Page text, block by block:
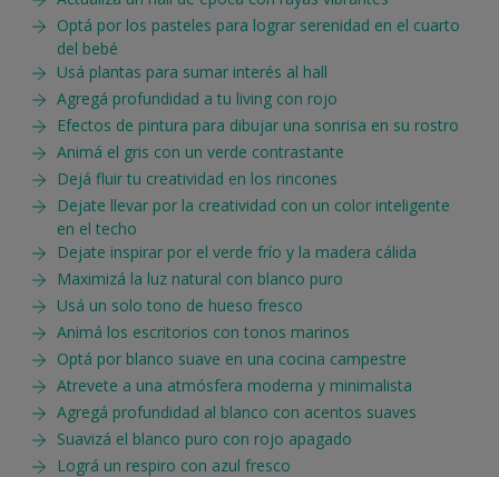
Optá por los pasteles para lograr serenidad en el cuarto
del bebé
Usá plantas para sumar interés al hall
Agregá profundidad a tu living con rojo
Efectos de pintura para dibujar una sonrisa en su rostro
Animá el gris con un verde contrastante
Dejá fluir tu creatividad en los rincones
Dejate llevar por la creatividad con un color inteligente
en el techo
Dejate inspirar por el verde frío y la madera cálida
Maximizá la luz natural con blanco puro
Usá un solo tono de hueso fresco
Animá los escritorios con tonos marinos
Optá por blanco suave en una cocina campestre
Atrevete a una atmósfera moderna y minimalista
Agregá profundidad al blanco con acentos suaves
Suavizá el blanco puro con rojo apagado
Lográ un respiro con azul fresco